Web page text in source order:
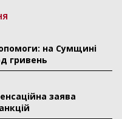
на Сумщині
гривень
заява